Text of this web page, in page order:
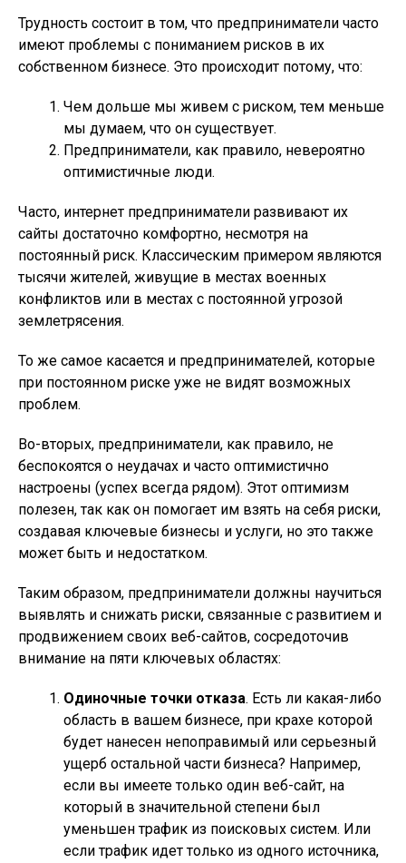
Трудность состоит в том, что предприниматели часто
имеют проблемы с пониманием рисков в их
собственном бизнесе. Это происходит потому, что:
Чем дольше мы живем с риском, тем меньше
мы думаем, что он существует.
Предприниматели, как правило, невероятно
оптимистичные люди.
Часто, интернет предприниматели развивают их
сайты достаточно комфортно, несмотря на
постоянный риск. Классическим примером являются
тысячи жителей, живущие в местах военных
конфликтов или в местах с постоянной угрозой
землетрясения.
То же самое касается и предпринимателей, которые
при постоянном риске уже не видят возможных
проблем.
Во-вторых, предприниматели, как правило, не
беспокоятся о неудачах и часто оптимистично
настроены (успех всегда рядом). Этот оптимизм
полезен, так как он помогает им взять на себя риски,
создавая ключевые бизнесы и услуги, но это также
может быть и недостатком.
Таким образом, предприниматели должны научиться
выявлять и снижать риски, связанные с развитием и
продвижением своих веб-сайтов, сосредоточив
внимание на пяти ключевых областях:
Одиночные точки отказа. Есть ли какая-либо
область в вашем бизнесе, при крахе которой
будет нанесен непоправимый или серьезный
ущерб остальной части бизнеса? Например,
если вы имеете только один веб-сайт, на
который в значительной степени был
уменьшен трафик из поисковых систем. Или
если трафик идет только из одного источника,